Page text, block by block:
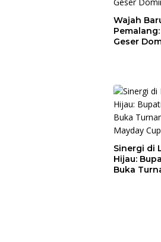
Wajah
Geser
Sinergi di
Hijau:
Buka